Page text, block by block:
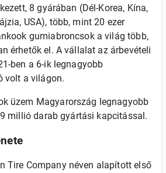
8 gyárában (Dél-Korea, Kína,
USA), több, mint 20 ezer
gumiabroncsok a világ több,
érhetők el. A vállalat az árbevételi
ben a 6-ik legnagyobb
volt a világon.
üzem Magyarország legnagyobb
millió darab gyártási kapcitással.
Tire Company néven alapított első